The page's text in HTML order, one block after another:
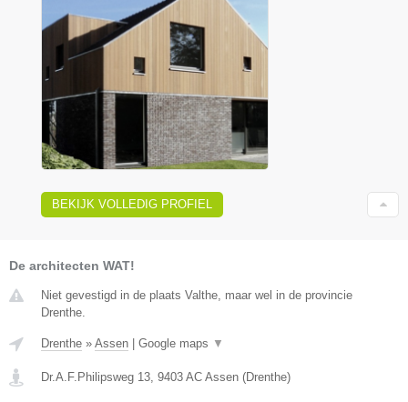
BEKIJK VOLLEDIG PROFIEL
De architecten WAT!
Niet gevestigd in de plaats Valthe, maar wel in de provincie
Drenthe.
Drenthe » Assen Google maps ▼
Dr.A.F.Philipsweg 13 9403 AC Assen (Drenthe)